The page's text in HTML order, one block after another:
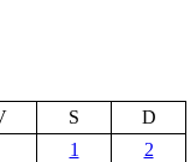
S
D
1
2